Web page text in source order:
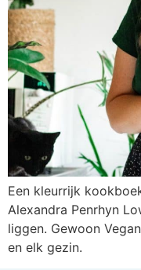
Een kleurrijk
Alexandra Penrhyn
liggen. Gewoon
en elk gezin.